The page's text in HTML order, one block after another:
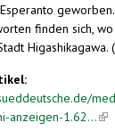
finden sich,
Higashikagawa.
anzeigen-1.62...